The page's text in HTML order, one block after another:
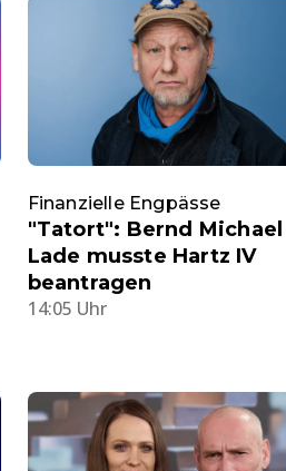
Finanzielle Engpässe
"Tatort": Bernd Michael
Lade musste Hartz IV
beantragen
14:05 Uhr